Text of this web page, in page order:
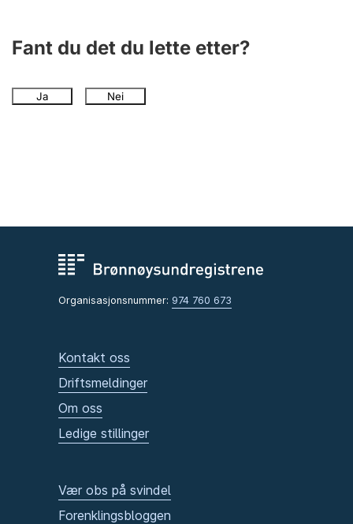
Fant du det du lette etter?
Ja Nei
Organisasjonsnummer: 974 760 673
Kontakt oss
Driftsmeldinger
Om oss
Ledige stillinger
Vær obs på svindel
Forenklingsbloggen